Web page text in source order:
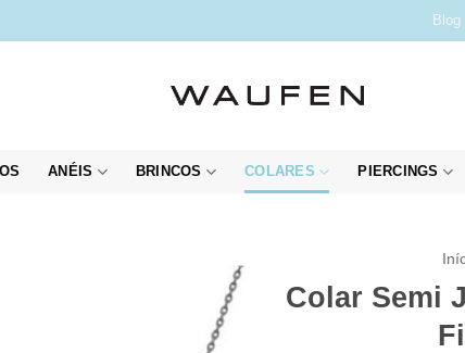
Blog
ANÉIS BRINCOS COLARES PIERCINGS
Colar Semi